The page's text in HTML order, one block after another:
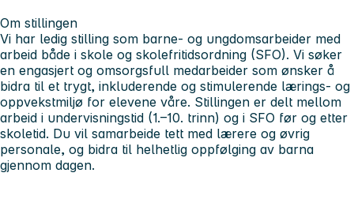
Om stillingen
Vi har ledig stilling som barne- og ungdomsarbeider med
arbeid både i skole og skolefritidsordning (SFO). Vi søker
en engasjert og omsorgsfull medarbeider som ønsker å
bidra til et trygt, inkluderende og stimulerende lærings- og
oppvekstmiljø for elevene våre. Stillingen er delt mellom
arbeid i undervisningstid (1.–10. trinn) og i SFO før og etter
skoletid. Du vil samarbeide tett med lærere og øvrig
personale, og bidra til helhetlig oppfølging av barna
gjennom dagen.